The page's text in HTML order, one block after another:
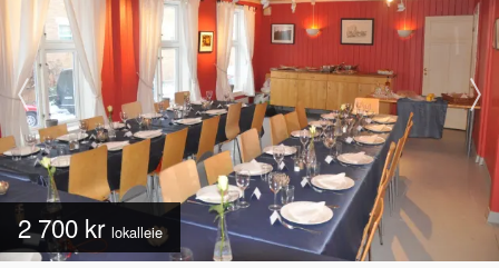
2 700 kr lokalleie